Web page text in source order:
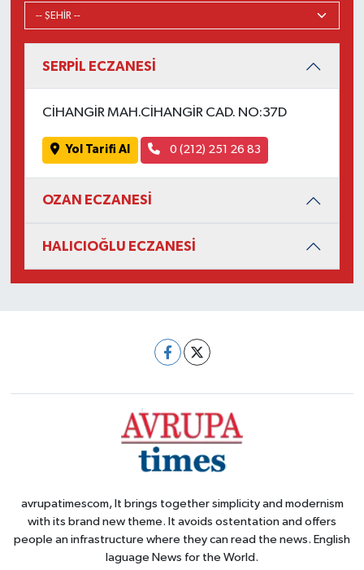
SERPİL ECZANESİ
CİHANGİR MAH.CİHANGİR CAD. NO:37D
Yol Tarifi Al 0 (212) 251 26 83
OZAN ECZANESİ
HALICIOĞLU ECZANESİ
avrupatimescom, It brings together simplicity and modernism
with its brand new theme. It avoids ostentation and offers
people an infrastructure where they can read the news. English
laguage News for the World.